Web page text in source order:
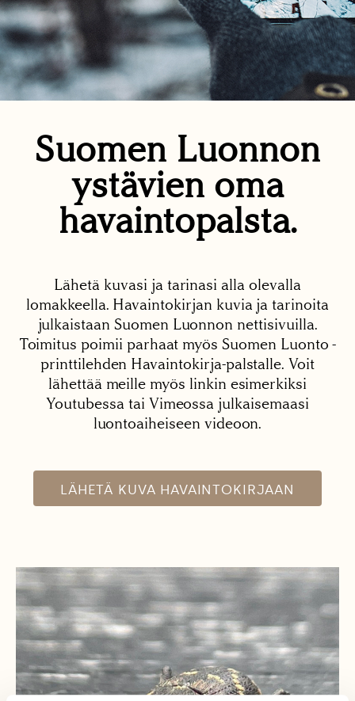
Suomen Luonnon
ystävien oma
havaintopalsta.
Lähetä kuvasi ja tarinasi alla olevalla
lomakkeella. Havaintokirjan kuvia ja tarinoita
julkaistaan Suomen Luonnon nettisivuilla.
Toimitus poimii parhaat myös Suomen Luonto -
printtilehden Havaintokirja-palstalle. Voit
lähettää meille myös linkin esimerkiksi
Youtubessa tai Vimeossa julkaisemaasi
luontoaiheiseen videoon.
LÄHETÄ KUVA HAVAINTOKIRJAAN